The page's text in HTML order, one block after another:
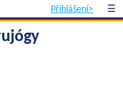
Přihlášení> ☰